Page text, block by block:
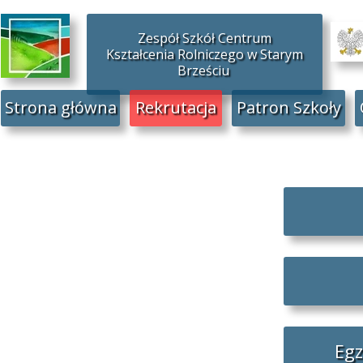
Rekrutacja
Strona główna Patron Szkoły
Zespół Szkół Centrum
Kształcenia Rolniczego w Starym
Brześciu